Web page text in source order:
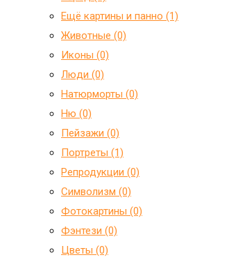
Ещё картины и панно (1)
Животные (0)
Иконы (0)
Люди (0)
Натюрморты (0)
Ню (0)
Пейзажи (0)
Портреты (1)
Репродукции (0)
Символизм (0)
Фотокартины (0)
Фэнтези (0)
Цветы (0)